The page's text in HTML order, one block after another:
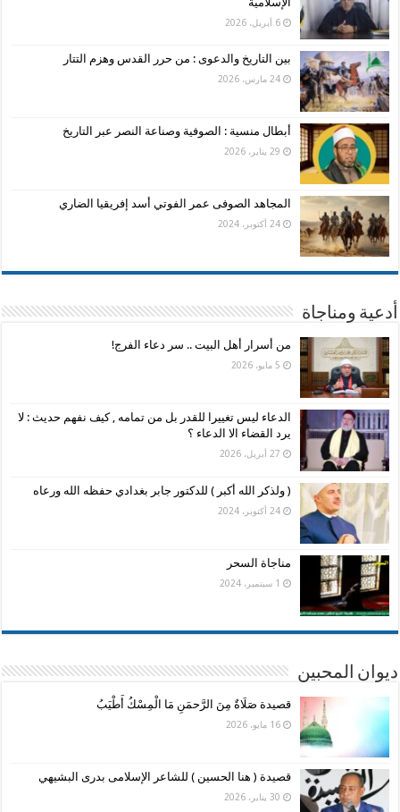
6 أبريل، 2026
بين التاريخ والدعوى : من حرر القدس وهزم التتار
24 مارس، 2026
أبطال منسية : الصوفية وصناعة النصر عبر التاريخ
29 يناير، 2026
المجاهد الصوفى عمر الفوتي أسد إفريقيا الضاري
24 أكتوبر، 2024
أدعية ومناجاة
من أسرار أهل البيت .. سر دعاء الفرج!
5 مايو، 2026
الدعاء ليس تغييرا للقدر بل من تمامه , كيف نفهم حديث : لا
يرد القضاء الا الدعاء ؟
27 أبريل، 2026
( ولذكر الله أكبر ) للدكتور جابر بغدادي حفظه الله ورعاه
24 أكتوبر، 2024
مناجاة السحر
1 سبتمبر، 2024
ديوان المحبين
قصيدة صَلَاةٌ مِنَ الرَّحمَنِ مَا الْمِسْكُ أَطْيَبُ
16 مايو، 2026
قصيدة ( هنا الحسين ) للشاعر الإسلامى بدرى البشيهي
30 يناير، 2026